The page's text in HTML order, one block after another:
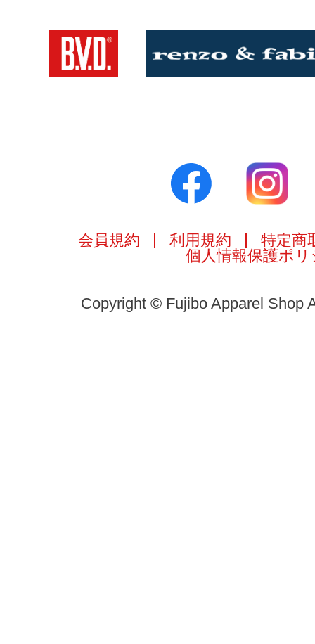
会員規約 利用規約
特定商
個人情報保護ポリ
Copyright © Fujibo Apparel Shop